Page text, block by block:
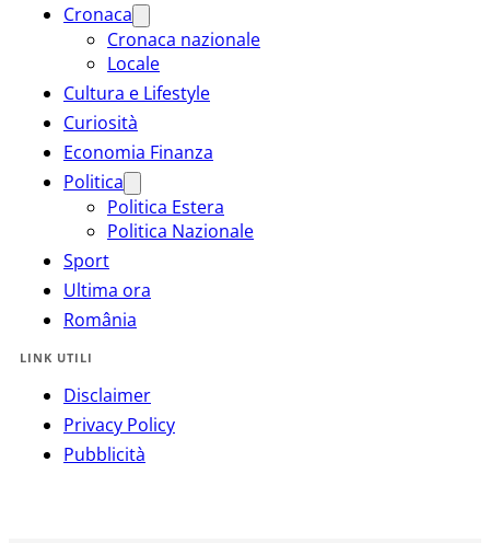
Cronaca
Cronaca nazionale
Locale
Cultura e Lifestyle
Curiosità
Economia Finanza
Politica
Politica Estera
Politica Nazionale
Sport
Ultima ora
România
LINK UTILI
Disclaimer
Privacy Policy
Pubblicità